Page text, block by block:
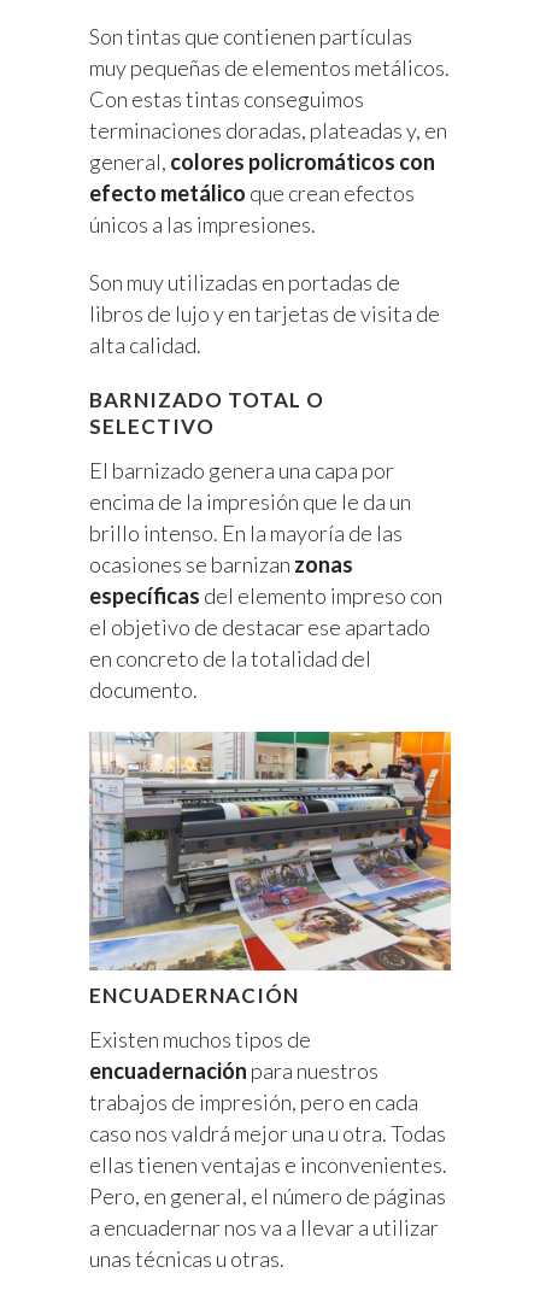
Son tintas que contienen partículas
muy pequeñas de elementos metálicos.
Con estas tintas conseguimos
terminaciones doradas, plateadas y, en
general, colores policromáticos con
efecto metálico que crean efectos
únicos a las impresiones.
Son muy utilizadas en portadas de
libros de lujo y en tarjetas de visita de
alta calidad.
BARNIZADO TOTAL O
SELECTIVO
El barnizado genera una capa por
encima de la impresión que le da un
brillo intenso. En la mayoría de las
ocasiones se barnizan zonas
específicas del elemento impreso con
el objetivo de destacar ese apartado
en concreto de la totalidad del
documento.
ENCUADERNACIÓN
Existen muchos tipos de
encuadernación para nuestros
trabajos de impresión, pero en cada
caso nos valdrá mejor una u otra. Todas
ellas tienen ventajas e inconvenientes.
Pero, en general, el número de páginas
a encuadernar nos va a llevar a utilizar
unas técnicas u otras.